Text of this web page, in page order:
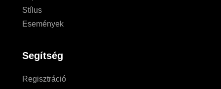
Stílus
Események
Segítség
Regisztráció